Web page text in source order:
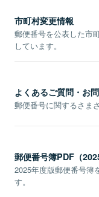
市町村変更情報
郵便番号を公表した市
しています。
よくあるご質問・お
郵便番号に関するさま
郵便番号簿PDF（
2025年度版郵便番号簿
す。